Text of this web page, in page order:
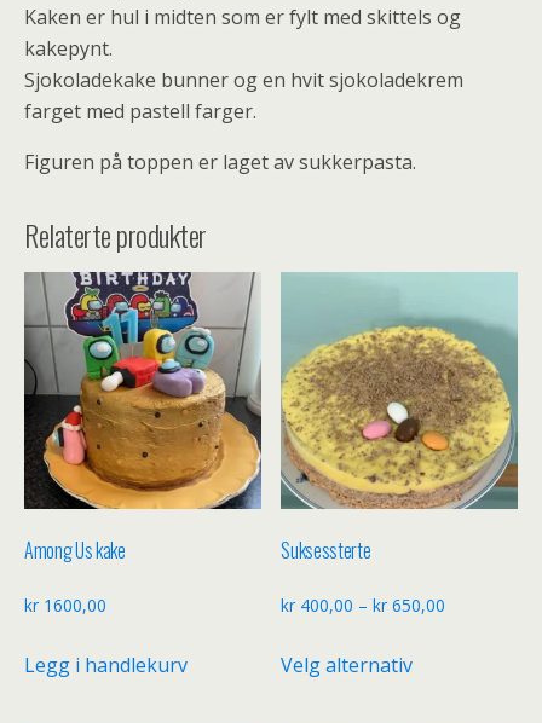
Kaken er hul i midten som er fylt med skittels og
kakepynt.
Sjokoladekake bunner og en hvit sjokoladekrem
farget med pastell farger.
Figuren på toppen er laget av sukkerpasta.
Relaterte produkter
Among Us kake
kr 1600,00
Legg i handlekurv
Suksessterte
kr 400,00 – kr 650,00
Velg alternativ